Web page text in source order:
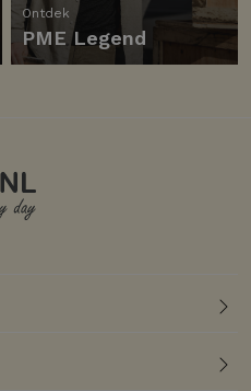
Ontdek
PME Legend